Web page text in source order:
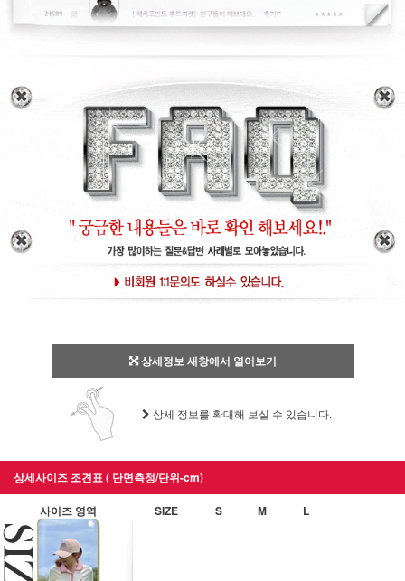
상세정보 새창에서 열어보기
상세 정보를 확대해 보실 수 있습니다.
상세사이즈 조견표 ( 단면측정/단위-cm)
사이즈 영역 SIZE S M L